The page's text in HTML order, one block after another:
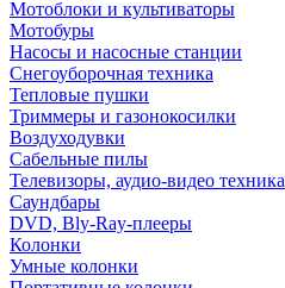
Мотоблоки и культиваторы
Мотобуры
Насосы и насосные станции
Снегоуборочная техника
Тепловые пушки
Триммеры и газонокосилки
Воздуходувки
Сабельные пилы
Телевизоры, аудио-видео техника
Саундбары
DVD, Bly-Ray-плееры
Колонки
Умные колонки